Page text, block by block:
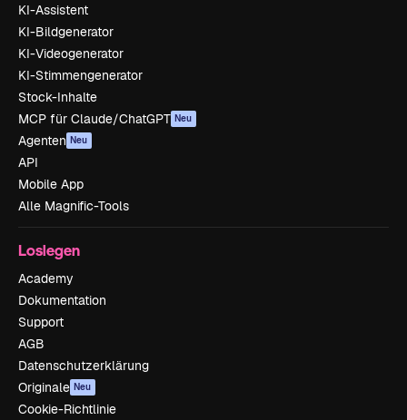
KI-Assistent
KI-Bildgenerator
KI-Videogenerator
KI-Stimmengenerator
Stock-Inhalte
MCP für Claude/ChatGPT Neu
Agenten Neu
API
Mobile App
Alle Magnific-Tools
Loslegen
Academy
Dokumentation
Support
AGB
Datenschutzerklärung
Originale Neu
Cookie-Richtlinie